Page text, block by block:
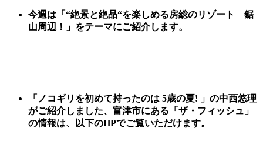
今週は 「 “絶景と絶品“を楽しめる房総のリゾート 鋸
山周辺 ！」 をテーマにご紹介します。
「ノコギリを初めて持ったのは 5歳の夏! 」の中西悠理
がご紹介しました、 富津市にある「 ザ・フィッシュ 」
の情報は、以下のHPでご覧いただけます。